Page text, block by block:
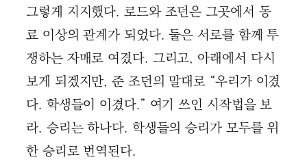
그렇게 지지했다. 로드와 조던은 그곳에서 동
료 이상의 관계가 되었다. 둘은 서로를 함께 투
쟁하는 자매로 여겼다. 그리고, 아래에서 다시
보게 되겠지만, 준 조던의 말대로 “우리가 이겼
다. 학생들이 이겼다.” 여기 쓰인 시작법을 보
라. 승리는 하나다. 학생들의 승리가 모두를 위
한 승리로 번역된다.